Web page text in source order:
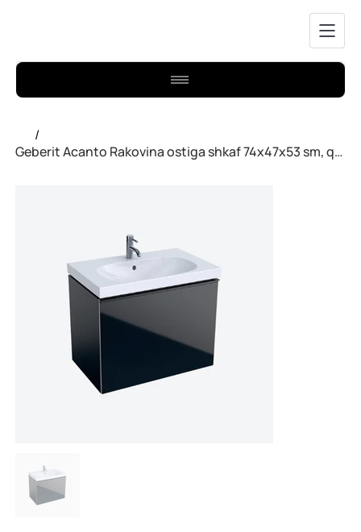
/
Geberit Acanto Rakovina ostiga shkaf 74x47x53 sm, qora rangda.